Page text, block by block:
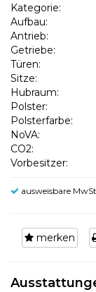
Kategorie:
Aufbau:
Antrieb:
Getriebe:
Türen:
Sitze:
Hubraum:
Polster:
Polsterfarbe:
NoVA:
CO2:
Vorbesitzer:
ausweisbare MwSt.
merken